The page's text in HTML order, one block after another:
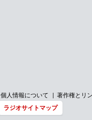
個人情報について
著作権とリ
ラジオサイトマップ